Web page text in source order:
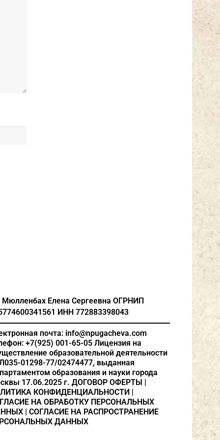
Елена Сергеевна ОГРНИП
ИНН 772883398043
почта: info@npugacheva.com
+7(925) 001-65-05 Лицензия на
образовательной деятельности
01298-77/02474477, выданная
образования и науки города
17.06.2025 г. ДОГОВОР ОФЕРТЫ |
КОНФИДЕНЦИАЛЬНОСТИ|
НА ОБРАБОТКУ ПЕРСОНАЛЬНЫХ
| СОГЛАСИЕ НА РАСПРОСТРАНЕНИЕ
ДАННЫХ